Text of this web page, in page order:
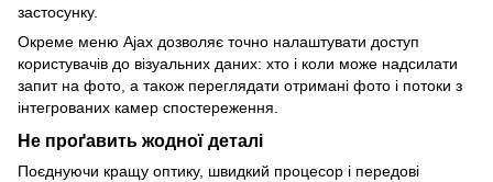
застосунку.
Окреме меню Ajax дозволяє точно налаштувати доступ
користувачів до візуальних даних: хто і коли може надсилати
запит на фото, а також переглядати отримані фото і потоки з
інтегрованих камер спостереження.
Не проґавить жодної деталі
Поєднуючи кращу оптику, швидкий процесор і передові